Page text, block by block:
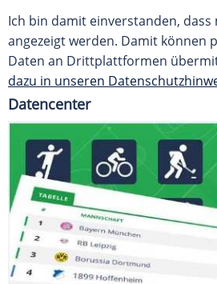
Ich bin damit einverstanden,
angezeigt werden. Damit können
Daten an Drittplattformen
dazu in unseren
Datencenter